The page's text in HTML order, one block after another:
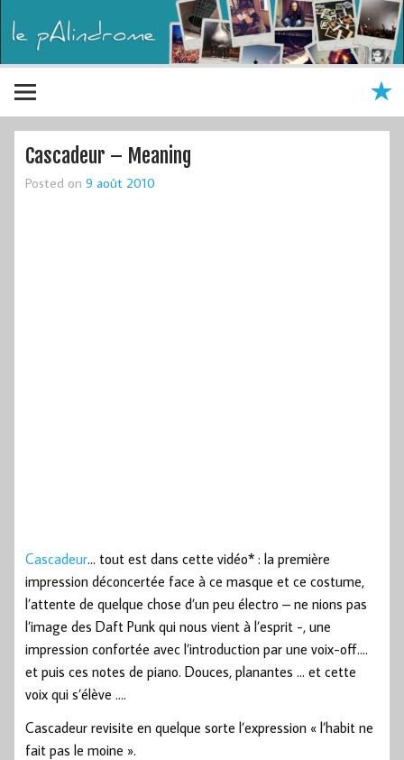
Cascadeur – Meaning
Posted on 9 août 2010
Cascadeur… tout est dans cette vidéo* : la première
impression déconcertée face à ce masque et ce costume,
l’attente de quelque chose d’un peu électro – ne nions pas
l’image des Daft Punk qui nous vient à l’esprit -, une
impression confortée avec l’introduction par une voix-off….
et puis ces notes de piano. Douces, planantes … et cette
voix qui s’élève ….
Cascadeur revisite en quelque sorte l’expression « l’habit ne
fait pas le moine ».